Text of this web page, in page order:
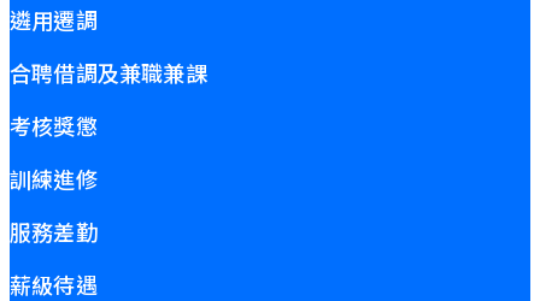
遴用遷調
合聘借調及兼職兼課
考核獎懲
訓練進修
服務差勤
薪級待遇